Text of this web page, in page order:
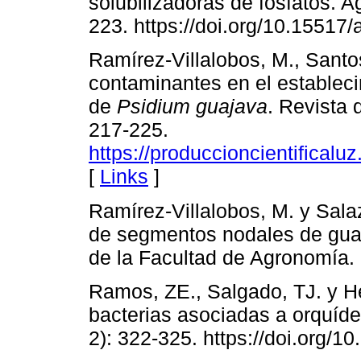
223. https://doi.org/
Ramírez-Villalobos, M.,
contaminantes en el
de Psidium guajava. Revista
217-225.
https://
[ Links ]
Ramírez-Villalobos, M. y
de segmentos nodales de
de la Facultad de
Ramos, ZE., Salgado, TJ. y
bacterias asociadas a
2): 322-325. https://doi.org/